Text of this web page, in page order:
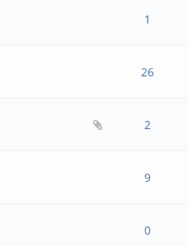
1
26
2
9
0